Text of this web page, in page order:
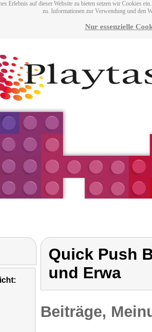
Erlebnis auf dieser Website zu bieten setzen wir Cookies
zu. Informationen zur Verwendung und den
Nur essenzielle
Quick Push
und Erwa
Beiträge,